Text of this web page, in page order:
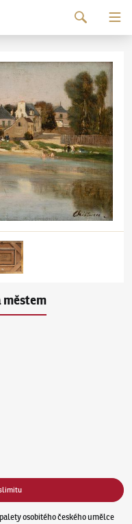
městem
osobitého českého umělce